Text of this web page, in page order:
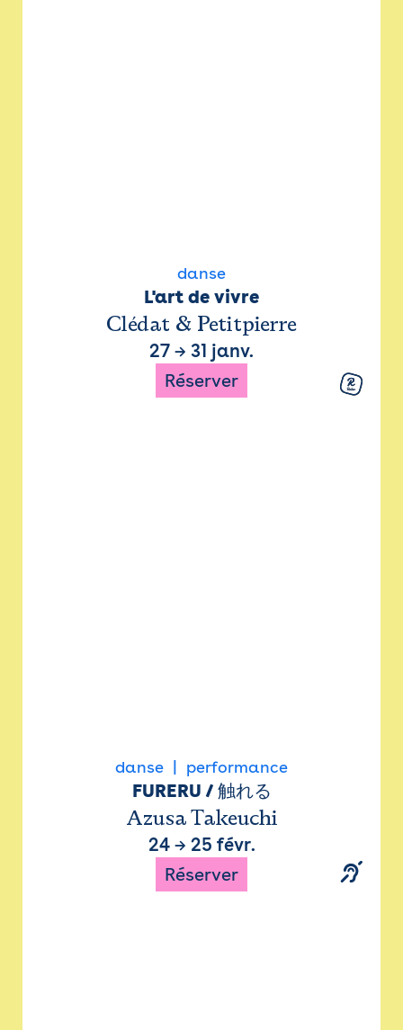
danse
L'art de vivre
Clédat & Petitpierre
27 → 31 janv.
Réserver
danse performance
FURERU / 触れる
Azusa Takeuchi
24→ 25 févr.
Réserver